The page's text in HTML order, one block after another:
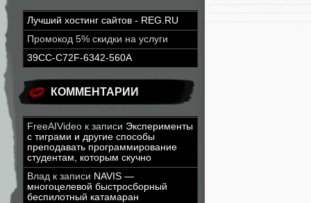
Лучший хостинг сайтов - REG.RU
Промокод 5% скидки на услуги
39CC-C72F-6342-560A
КОММЕНТАРИИ
FreeAIVideo к записи Эксперименты
с тиграми и другие способы
преподавать программирование
студентам, которым скучно
Влад к записи NAVIS —
многоцелевой быстросборный
беспилотный катамаран